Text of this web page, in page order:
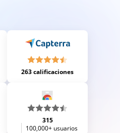
263 calificaciones
315
100,000+ usuarios